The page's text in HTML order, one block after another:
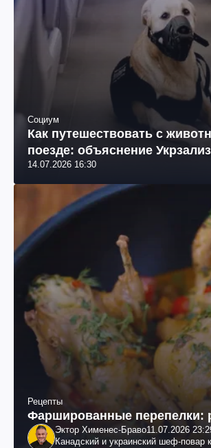
Социум
Как путешествовать с
поезде: объяснение
14.07.2026 16:30
Рецепты
Фаршированные перепелки:
Эктор Хименес-Браво11.07.2026
Канадский и украинский шеф-повар